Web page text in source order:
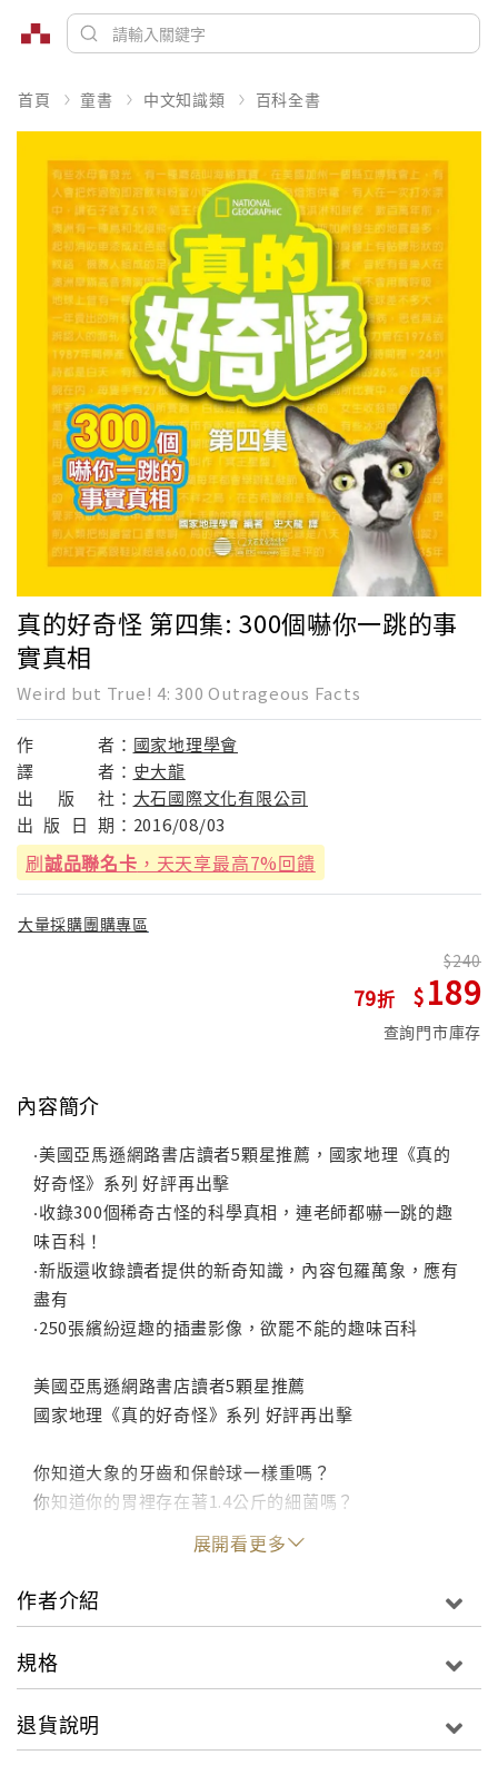
首頁 童書 中文知識類 百科全書
真的好奇怪 第四集: 300個嚇你一跳的事
實真相
Weird but True! 4: 300 Outrageous Facts
作 者： 國家地理學會
譯
者： 史大龍
出
版 社： 大石國際文化有限公司
出 版 日 期： 2016/08/03
刷誠品聯名卡 ，天天享最高7%回饋
大量採購團購專區
79
240
189
查詢門市庫存
內容簡介
‧美國亞馬遜網路書店讀者5顆星推薦，國家地理《真的
好奇怪》系列 好評再出擊
‧收錄300個稀奇古怪的科學真相，連老師都嚇一跳的趣
味百科！
‧新版還收錄讀者提供的新奇知識，內容包羅萬象，應有
盡有
‧250張繽紛逗趣的插畫影像，欲罷不能的趣味百科
美國亞馬遜網路書店讀者5顆星推薦
國家地理《真的好奇怪》系列 好評再出擊
你知道大象的牙齒和保齡球一樣重嗎？
你知道你的胃裡存在著1.4公斤的細菌嗎？
還有檸檬其實可以用來發電嗎？
國家地理《真的好奇怪》系列回來了！這次，除了收錄
摘自《國家地理兒童》雜誌300個稀奇古怪的科學真
至流行文化，包羅萬象，應有盡有。搭配繽紛逗趣的插
展開看更多
作者介紹
規格
退貨說明